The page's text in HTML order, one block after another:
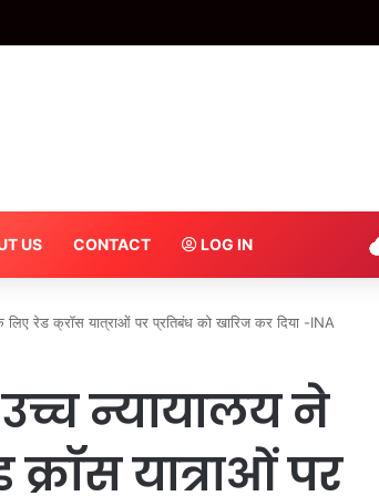
व जलभराव, तीन दिन में होगी सफाई – INA
US CONTACT LOG IN
रेड क्रॉस यात्राओं पर प्रतिबंध को खारिज कर दिया -INA
न्यायालय ने
यात्राओं पर